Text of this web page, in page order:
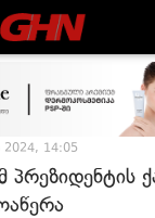
2024, 14:05
პრეზიდენტის